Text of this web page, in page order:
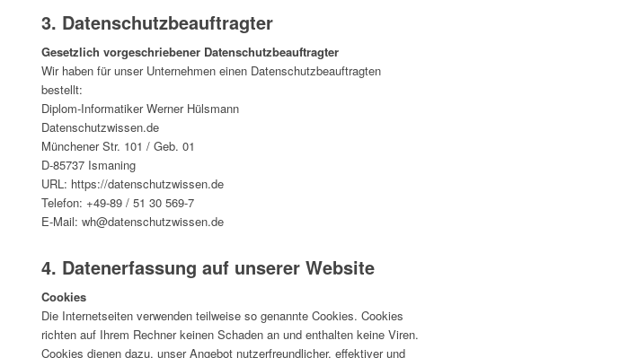
3. Datenschutzbeauftragter
Gesetzlich vorgeschriebener Datenschutzbeauftragter
Wir haben für unser Unternehmen einen Datenschutzbeauftragten
bestellt:
Diplom-Informatiker Werner Hülsmann
Datenschutzwissen.de
Münchener Str. 101 / Geb. 01
D-85737 Ismaning
URL: https://datenschutzwissen.de
Telefon: +49-89 / 51 30 569-7
E-Mail: wh@datenschutzwissen.de
4. Datenerfassung auf unserer Website
Cookies
Die Internetseiten verwenden teilweise so genannte Cookies. Cookies
richten auf Ihrem Rechner keinen Schaden an und enthalten keine Viren.
Cookies dienen dazu, unser Angebot nutzerfreundlicher, effektiver und